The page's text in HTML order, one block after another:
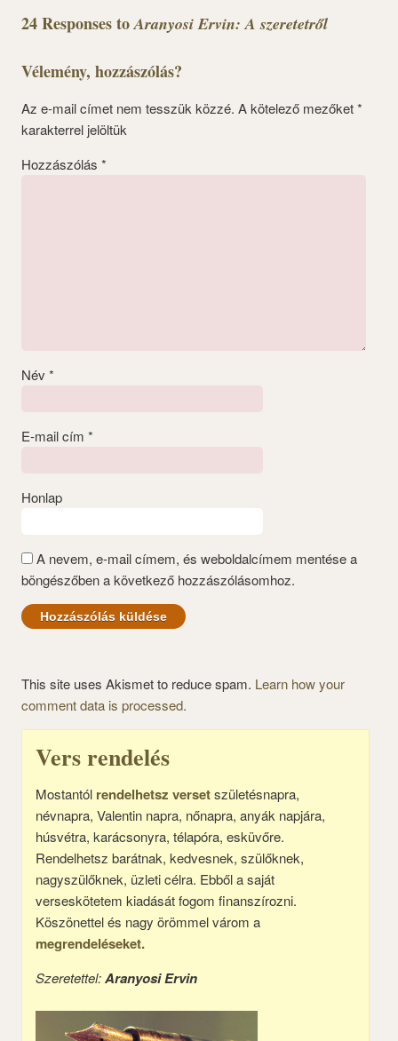
24 Responses toAranyosi Ervin: A szeretetről
Vélemény, hozzászólás?
Az e-mail címet nem tesszük közzé. A kötelező mezőket*
karakterrel jelöltük
Hozzászólás *
Név *
E-mail cím *
Honlap
A nevem, e-mail címem, és weboldalcímem mentése a
böngészőben a következő hozzászólásomhoz.
This site uses Akismet to reduce spam. Learn how your
comment data is processed.
Vers rendelés
Mostantól rendelhetsz versetszületésnapra,
névnapra, Valentin napra, nőnapra, anyák napjára,
húsvétra, karácsonyra, télapóra, esküvőre.
Rendelhetsz barátnak, kedvesnek, szülőknek,
nagyszülőknek, üzleti célra. Ebből a saját
verseskötetem kiadását fogom finanszírozni.
Köszönettel és nagy örömmel várom a
megrendeléseket.
Szeretettel:Aranyosi Ervin